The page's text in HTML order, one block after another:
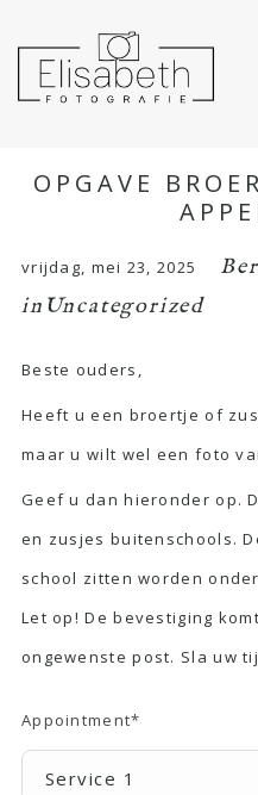
OPGAVE
vrijdag, mei 23, 2025
in Uncategorized
Beste ouders,
Heeft u een broertje of
maar u wilt wel een foto
Geef u dan hieronder op.
en zusjes buitenschools.
school zitten worden
Let op! De bevestiging
ongewenste post. Sla uw
Appointment*